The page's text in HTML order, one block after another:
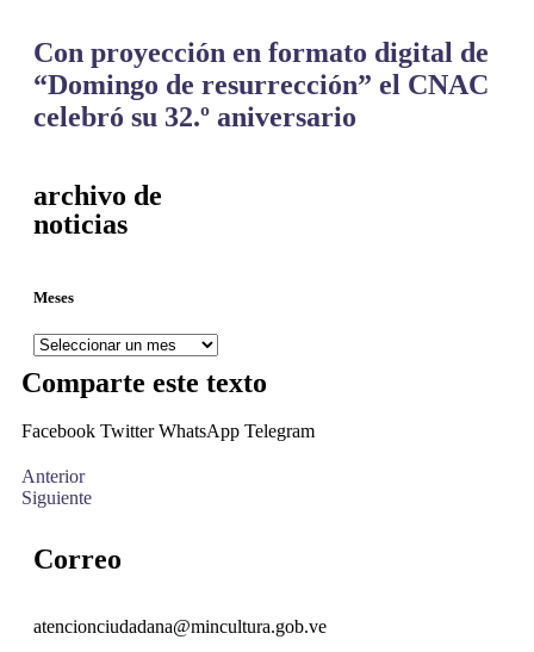
Con proyección en formato digital de
“Domingo de resurrección” el CNAC
celebró su 32.º aniversario
archivo de
noticias
Meses
Comparte este texto
Facebook Twitter WhatsApp Telegram
Anterior
Siguiente
Correo
atencionciudadana@mincultura.gob.ve